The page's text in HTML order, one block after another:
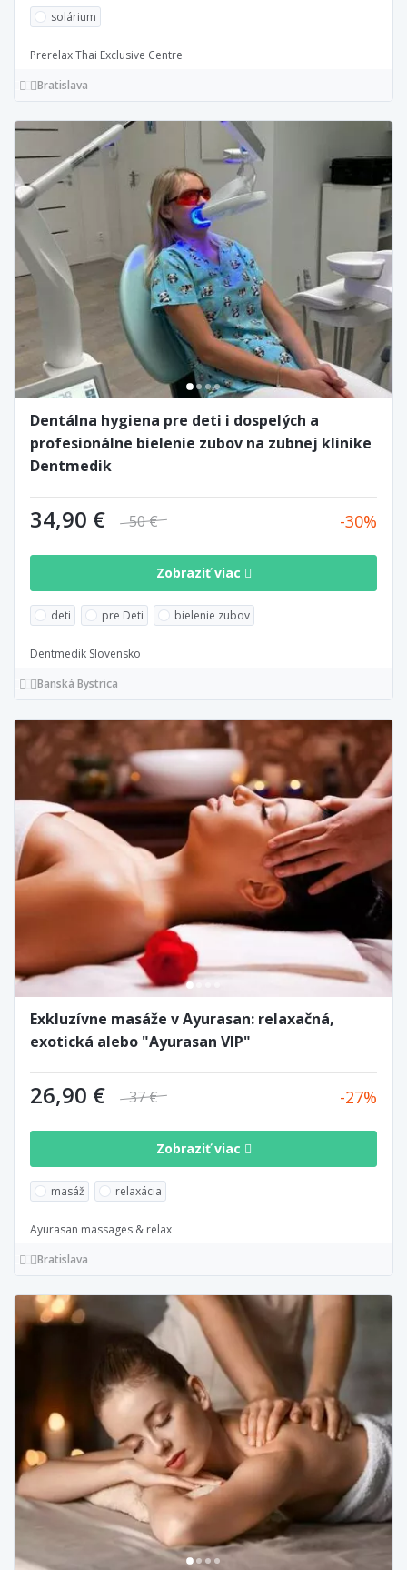
solárium
Prerelax Thai Exclusive Centre
Bratislava
Dentálna hygiena pre deti i dospelých a
profesionálne bielenie zubov na zubnej klinike
Dentmedik
34,90 € 50 € 30
Zobraziť viac
deti pre Deti bielenie zubov
Dentmedik Slovensko
Banská Bystrica
Exkluzívne masáže v Ayurasan: relaxačná,
exotická alebo "Ayurasan VIP"
26,90 € 37 € 27
Zobraziť viac
masáž relaxácia
Ayurasan massages & relax
Bratislava